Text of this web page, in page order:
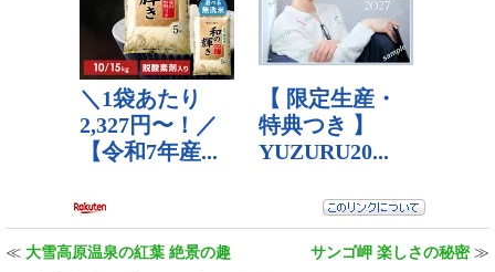
≪ 大雪高原温泉の紅葉 絶景の趣 サンゴ岬 楽しさの秘密≫